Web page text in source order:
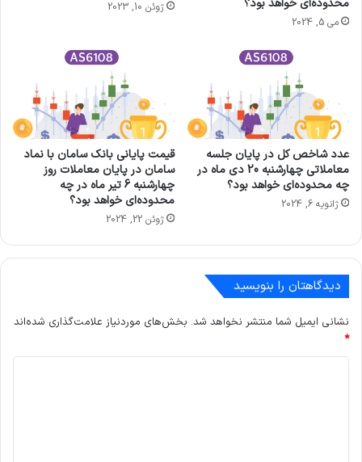
محدوده‌ای خواهد بود؟
می 5, 2024
ژوئن 10, 2023
عدد شاخص کل در پایان جلسه
معاملاتی چهارشنبه 20 دی ماه در
چه محدوده‌ای خواهد بود؟
ژانویه 6, 2024
قیمت پایانی بانک سامان با نماد
سامان در پایان معاملات روز
چهارشنبه 6 تیر ماه در چه
محدوده‌ای خواهد بود؟
ژوئن 22, 2024
دیدگاهتان را بنویسید
نشانی ایمیل شما منتشر نخواهد شد. بخش‌های موردنیاز علامت‌گذاری شده‌اند
*